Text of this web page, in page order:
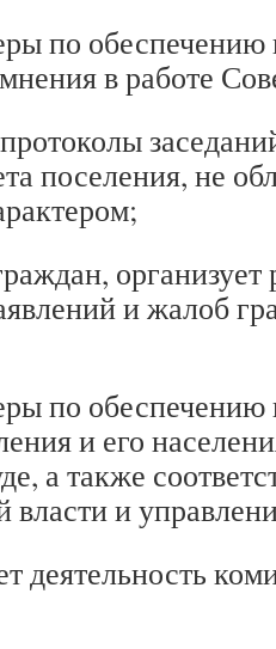
по обеспечению
в работе
поселения, не
организует
и жалоб
по обеспечению
и его
а также
власти и
деятельность